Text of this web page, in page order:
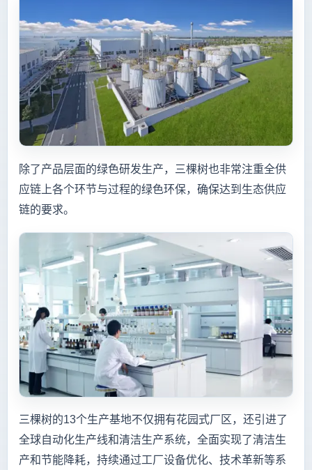
除了产品层面的绿色研发生产，三棵树也非常注重全供
应链上各个环节与过程的绿色环保，确保达到生态供应
链的要求。
三棵树的13个生产基地不仅拥有花园式厂区，还引进了
全球自动化生产线和清洁生产系统，全面实现了清洁生
产和节能降耗，持续通过工厂设备优化、技术革新等系